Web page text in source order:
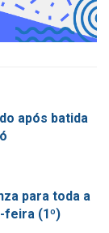
após batida
para toda a
feira (1º)